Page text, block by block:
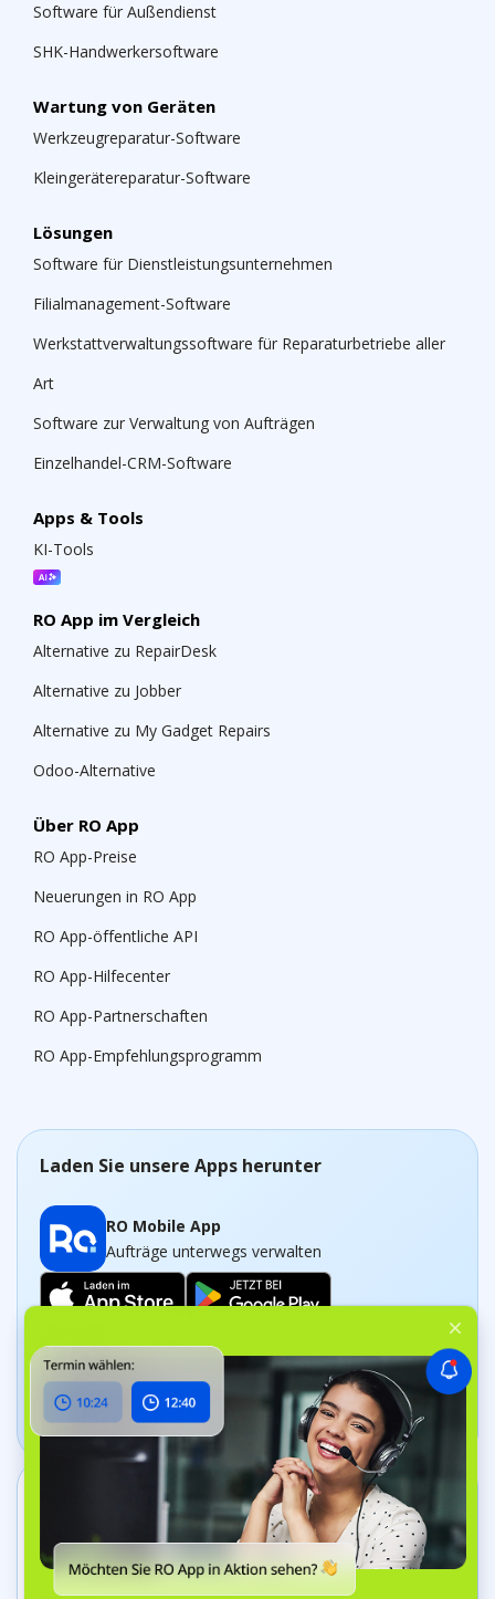
Software für Außendienst
SHK-Handwerkersoftware
Wartung von Geräten
Werkzeugreparatur-Software
Kleingerätereparatur-Software
Lösungen
Software für Dienstleistungsunternehmen
Filialmanagement-Software
Werkstattverwaltungssoftware für Reparaturbetriebe aller
Art
Software zur Verwaltung von Aufträgen
Einzelhandel-CRM-Software
Apps & Tools
KI-Tools
RO App im Vergleich
Alternative zu RepairDesk
Alternative zu Jobber
Alternative zu My Gadget Repairs
Odoo-Alternative
Über RO App
RO App-Preise
Neuerungen in RO App
RO App-öffentliche API
RO App-Hilfecenter
RO App-Partnerschaften
RO App-Empfehlungsprogramm
Laden Sie unsere Apps herunter
RO Mobile App
Aufträge unterwegs verwalten
Dashboard App
Unternehmen in Echtzeit verfolgen
Kontakt aufnehmen
+44 20 8089 9036
Bell Yard 7, WC2A 2JR London, Vereinigtes